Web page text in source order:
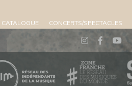
CATALOGUE CONCERTS/SPECTACLES